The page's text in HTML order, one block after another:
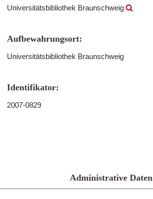
Universitätsbibliothek Braunschweig
Aufbewahrungsort:
Universitätsbibliothek Braunschweig
Identifikator:
2007-0829
Administrative Daten